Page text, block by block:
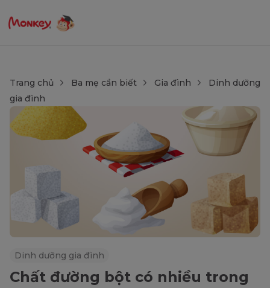
Trang chủ Ba mẹ cần biết Gia đình
Dinh dưỡng
gia đình
Dinh dưỡng gia đình
Chất đường bột có nhiều trong